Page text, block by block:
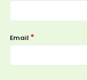
Email *